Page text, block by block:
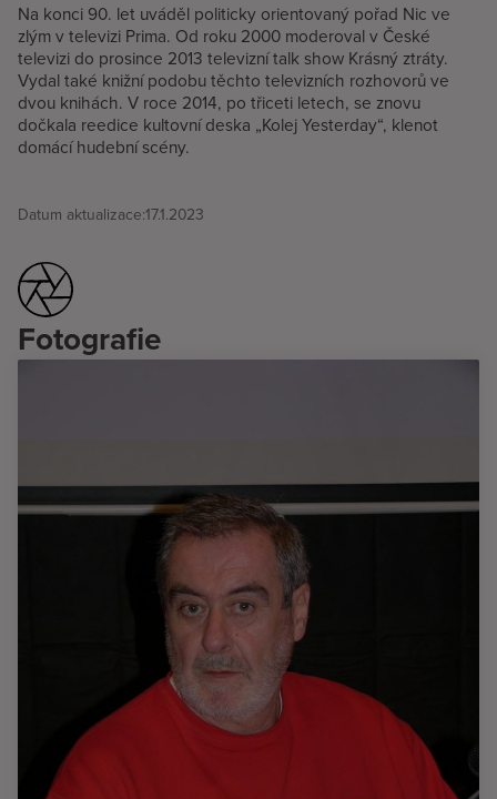
Na konci 90. let uváděl politicky orientovaný pořad Nic ve
zlým v televizi Prima. Od roku 2000 moderoval v České
televizi do prosince 2013 televizní talk show Krásný ztráty.
Vydal také knižní podobu těchto televizních rozhovorů ve
dvou knihách. V roce 2014, po třiceti letech, se znovu
dočkala reedice kultovní deska „Kolej Yesterday“, klenot
domácí hudební scény.
Datum aktualizace:17.1.2023
Fotografie